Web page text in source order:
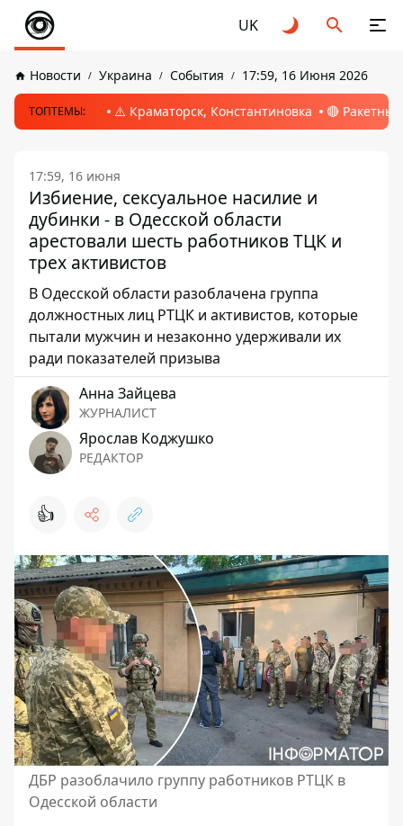
UK
Новости Украина События 17:59, 16 Июня 2026
ТОПТЕМЫ: ⚠️ Краматорск, Константиновка 🔴
17:59, 16 июня
Избиение, сексуальное насилие и
дубинки - в Одесской области
арестовали шесть работников ТЦК и
трех активистов
В Одесской области разоблачена группа
должностных лиц РТЦК и активистов, которые
пытали мужчин и незаконно удерживали их
ради показателей призыва
Анна Зайцева
ЖУРНАЛИСТ
Ярослав Коджушко
РЕДАКТОР
👍
ДБР разоблачило группу работников РТЦК в
Одесской области